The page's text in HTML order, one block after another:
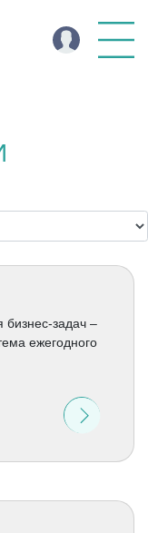
бизнес-задач –
ежегодного